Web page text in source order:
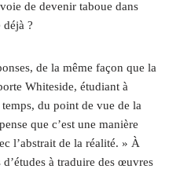
de devenir taboue dans
déjà ?
de la même façon que la
Whiteside, étudiant à
du point de vue de la
que c’est une manière
l’abstrait de la réalité. » À
à traduire des œuvres